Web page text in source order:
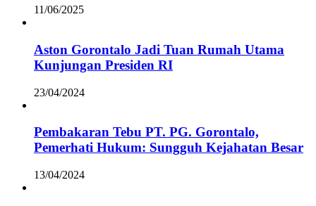
11/06/2025
Aston Gorontalo Jadi Tuan Rumah Utama
Kunjungan Presiden RI
23/04/2024
Pembakaran Tebu PT. PG. Gorontalo,
Pemerhati Hukum: Sungguh Kejahatan Besar
13/04/2024